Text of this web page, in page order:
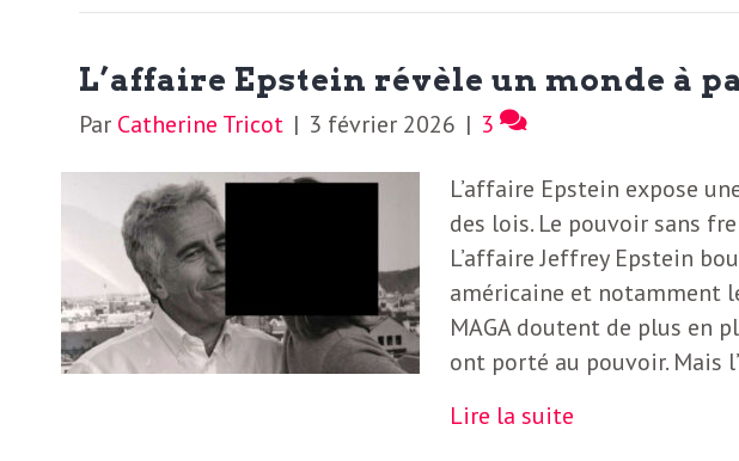
l
e
L
e
D
e
e
r
:
L’affaire Epstein révèle un monde à
Par Catherine Tricot | 3 février 2026 | 3
L’affaire Epstein expose
des lois. Le pouvoir sans
L’affaire Jeffrey Epstein
américaine et notamment
MAGA doutent de plus en
ont porté au pouvoir. Mais
Lire la suite